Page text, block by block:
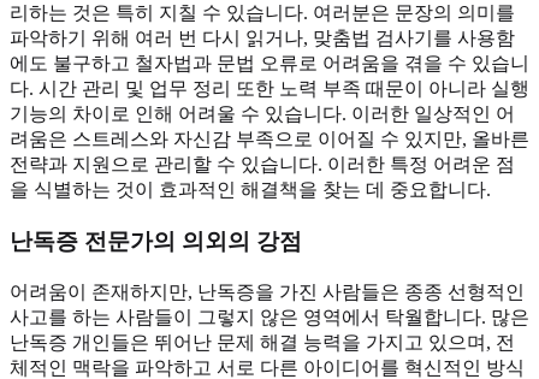
리하는 것은 특히 지칠 수 있습니다. 여러분은 문장의 의미를
파악하기 위해 여러 번 다시 읽거나, 맞춤법 검사기를 사용함
에도 불구하고 철자법과 문법 오류로 어려움을 겪을 수 있습니
다. 시간 관리 및 업무 정리 또한 노력 부족 때문이 아니라 실행
기능의 차이로 인해 어려울 수 있습니다. 이러한 일상적인 어
려움은 스트레스와 자신감 부족으로 이어질 수 있지만, 올바른
전략과 지원으로 관리할 수 있습니다. 이러한 특정 어려운 점
을 식별하는 것이 효과적인 해결책을 찾는 데 중요합니다.
난독증 전문가의 의외의 강점
어려움이 존재하지만, 난독증을 가진 사람들은 종종 선형적인
사고를 하는 사람들이 그렇지 않은 영역에서 탁월합니다. 많은
난독증 개인들은 뛰어난 문제 해결 능력을 가지고 있으며, 전
체적인 맥락을 파악하고 서로 다른 아이디어를 혁신적인 방식